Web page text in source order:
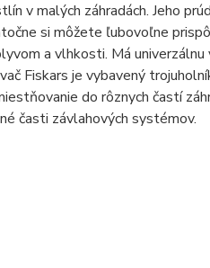
v malých záhradách. Jeho
si môžete ľubovoľne
a vlhkosti. Má univerzálnu
Fiskars je vybavený
do rôznych častí
časti závlahových systémov.